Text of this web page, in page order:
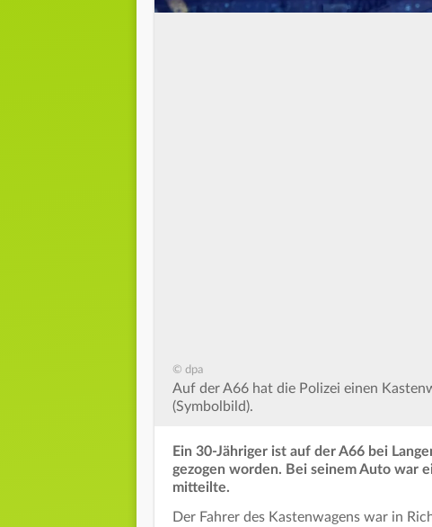
© dpa
Auf der A66 hat die Polizei einen
(Symbolbild).
Ein 30-Jähriger ist auf der A66 bei
gezogen worden. Bei seinem Auto war
mitteilte.
Der Fahrer des Kastenwagens war in